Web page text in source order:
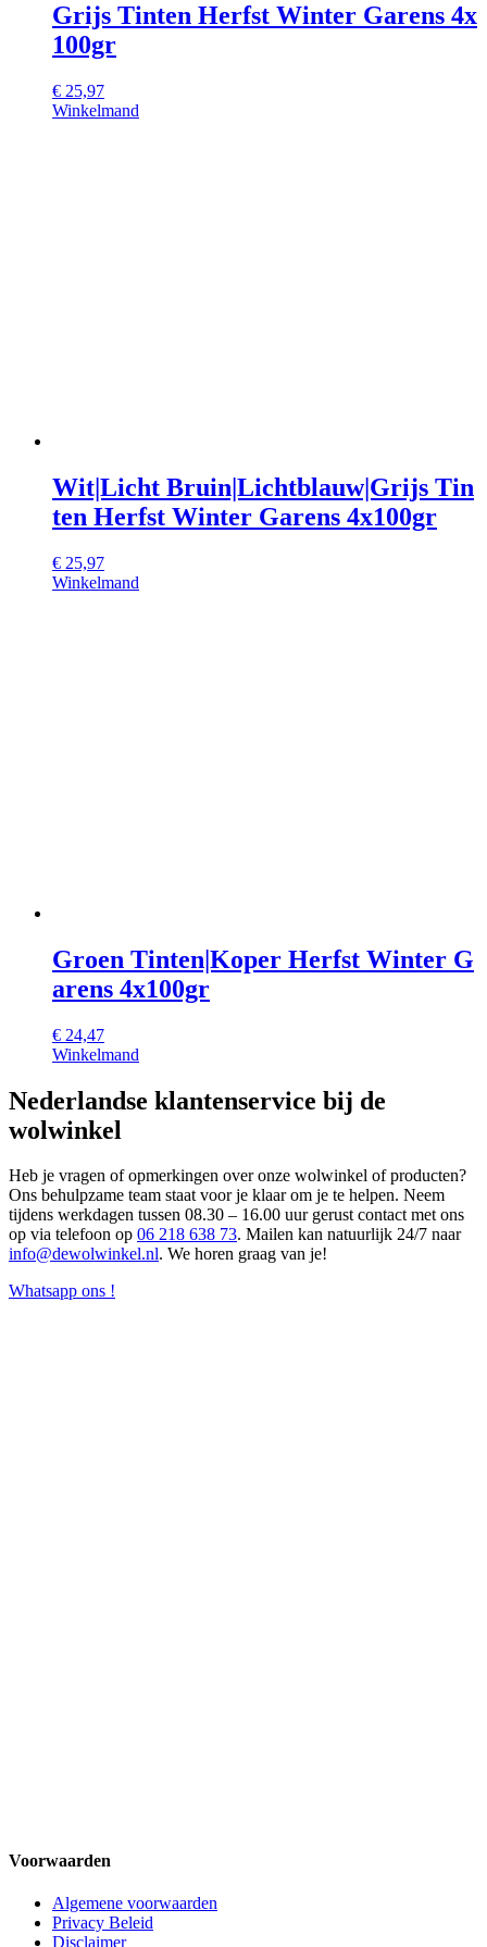
Grijs Tinten Herfst Winter Garens 4x
100gr
€ 25,97
Winkelmand
Wit|Licht Bruin|Lichtblauw|Grijs Tin
ten Herfst Winter Garens 4x100gr
€ 25,97
Winkelmand
Groen Tinten|Koper Herfst Winter G
arens 4x100gr
€ 24,47
Winkelmand
Nederlandse klantenservice bij de
wolwinkel
Heb je vragen of opmerkingen over onze wolwinkel of producten?
Ons behulpzame team staat voor je klaar om je te helpen. Neem
tijdens werkdagen tussen 08.30 – 16.00 uur gerust contact met ons
op via telefoon op 06 218 638 73. Mailen kan natuurlijk 24/7 naar
info@dewolwinkel.nl. We horen graag van je!
Whatsapp ons !
Voorwaarden
Algemene voorwaarden
Privacy Beleid
Disclaimer